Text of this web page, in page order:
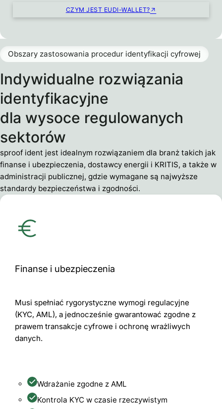
CZYM JEST EUDI-WALLET?
Obszary zastosowania procedur identyfikacji cyfrowej
Indywidualne rozwiązania
identyfikacyjne
dla wysoce regulowanych
sektorów
sproof ident jest idealnym rozwiązaniem dla branż takich jak
finanse i ubezpieczenia, dostawcy energii i KRITIS, a także w
administracji publicznej, gdzie wymagane są najwyższe
standardy bezpieczeństwa i zgodności.
Finanse i ubezpieczenia
Musi spełniać rygorystyczne wymogi regulacyjne
(KYC, AML), a jednocześnie gwarantować zgodne z
prawem transakcje cyfrowe i ochronę wrażliwych
danych.
Wdrażanie zgodne z AML
Kontrola KYC w czasie rzeczywistym